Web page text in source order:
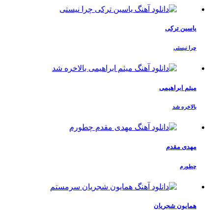
یاسین ترکی
چرا نیستی
میثم ابراهیمی
بالاخره شد
مهدی مقدم
چطورم
همایون شجریان